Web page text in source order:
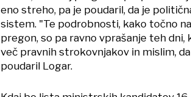
eno streho, pa je poudaril, da je
sistem. "Te podrobnosti, kako točno
pregon, so pa ravno vprašanje teh
več pravnih strokovnjakov in mislim,
poudaril Logar.